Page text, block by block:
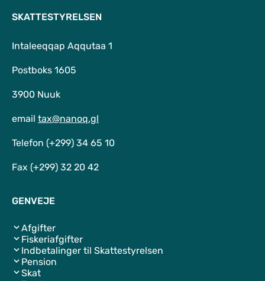
SKATTESTYRELSEN
Intaleeqqap Aqqutaa 1
Postboks 1605
3900 Nuuk
email tax@nanoq.gl
Telefon (+299) 34 65 10
Fax (+299) 32 20 42
GENVEJE
Afgifter
Fiskeriafgifter
Indbetalinger til Skattestyrelsen
Pension
Skat